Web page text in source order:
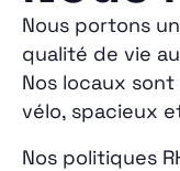
Nous portons
qualité de vie
Nos locaux
vélo, spacieux
Nos politiques